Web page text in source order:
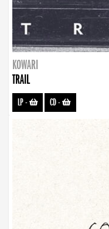
KOWARI
TRAIL
LP- CD-